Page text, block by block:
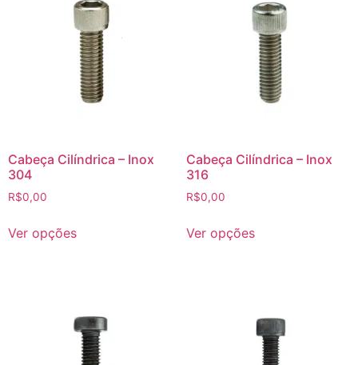
Cabeça Cilíndrica – Inox
304
R$0,00
Ver opções
Cabeça Cilíndrica – Inox
316
R$0,00
Ver opções